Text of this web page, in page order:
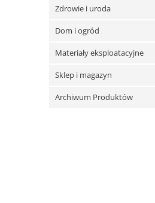
Zdrowie i uroda
Dom i ogród
Materiały eksploatacyjne
Sklep i magazyn
Archiwum Produktów